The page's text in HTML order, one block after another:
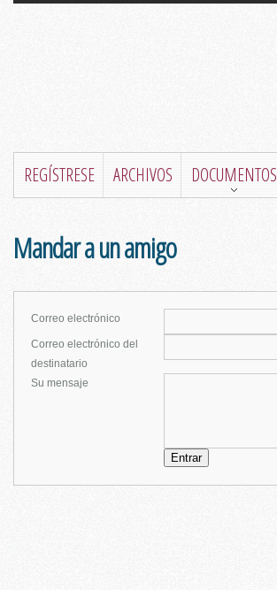
REGÍSTRESE ARCHIVOS DOCUMENTOS
Mandar a un amigo
Correo electrónico
Correo electrónico del
destinatario
Su mensaje